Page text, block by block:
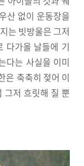
산 없이 운동장을
는 빗방울은 그저
다가올 날들에 기
다는 사실을 이미
은 축축히 젖어 이
그저 흐릿해 질 뿐